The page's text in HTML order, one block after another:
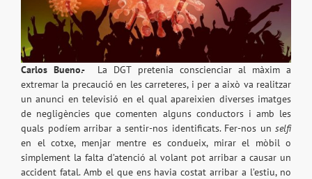
Carlos Bueno.- La DGT pretenia conscienciar al màxim a
extremar la precaució en les carreteres, i per a això va realitzar
un anunci en televisió en el qual apareixien diverses imatges
de negligències que comenten alguns conductors i amb les
quals podíem arribar a sentir-nos identificats. Fer-nos un selfi
en el cotxe, menjar mentre es condueix, mirar el mòbil o
simplement la falta d’atenció al volant pot arribar a causar un
accident fatal. Amb el que ens havia costat arribar a l’estiu, no